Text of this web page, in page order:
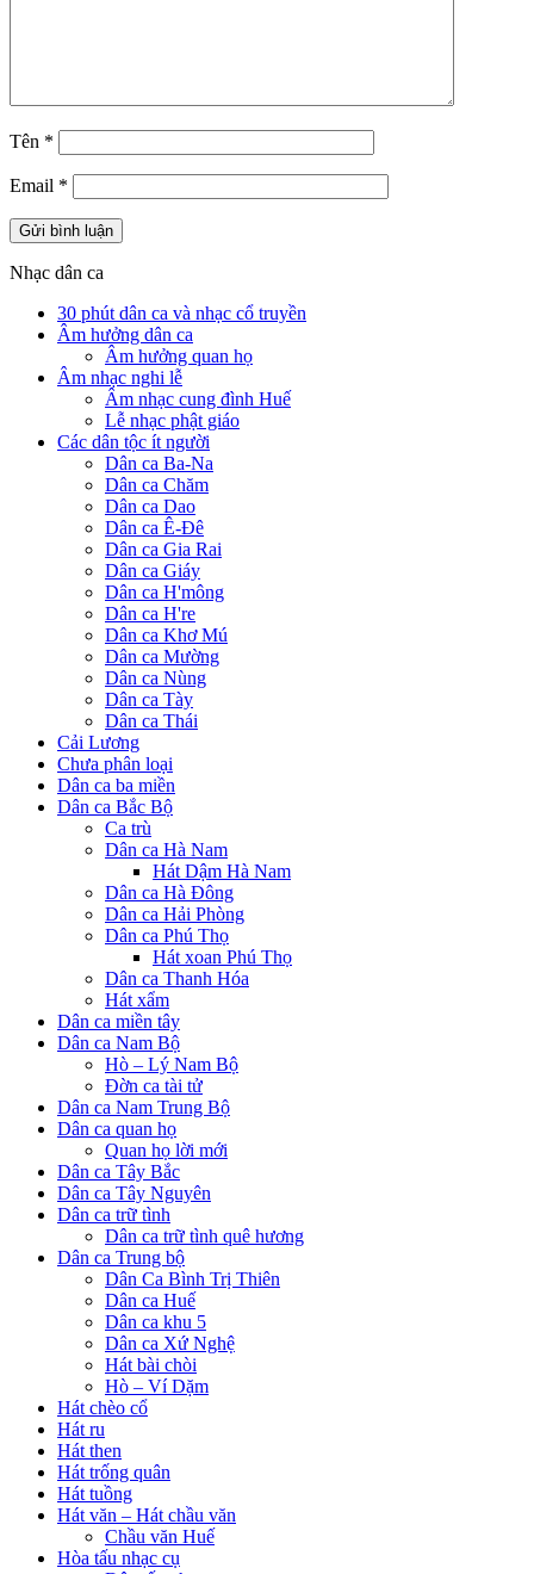
Tên *
Email *
Nhạc dân ca
30 phút dân ca và nhạc cổ truyền
Âm hưởng dân ca
Âm hưởng quan họ
Âm nhạc nghi lễ
Âm nhạc cung đình Huế
Lễ nhạc phật giáo
Các dân tộc ít người
Dân ca Ba-Na
Dân ca Chăm
Dân ca Dao
Dân ca Ê-Đê
Dân ca Gia Rai
Dân ca Giáy
Dân ca H'mông
Dân ca H're
Dân ca Khơ Mú
Dân ca Mường
Dân ca Nùng
Dân ca Tày
Dân ca Thái
Cải Lương
Chưa phân loại
Dân ca ba miền
Dân ca Bắc Bộ
Ca trù
Dân ca Hà Nam
Hát Dậm Hà Nam
Dân ca Hà Đông
Dân ca Hải Phòng
Dân ca Phú Thọ
Hát xoan Phú Thọ
Dân ca Thanh Hóa
Hát xẩm
Dân ca miền tây
Dân ca Nam Bộ
Hò – Lý Nam Bộ
Đờn ca tài tử
Dân ca Nam Trung Bộ
Dân ca quan họ
Quan họ lời mới
Dân ca Tây Bắc
Dân ca Tây Nguyên
Dân ca trữ tình
Dân ca trữ tình quê hương
Dân ca Trung bộ
Dân Ca Bình Trị Thiên
Dân ca Huế
Dân ca khu 5
Dân ca Xứ Nghệ
Hát bài chòi
Hò – Ví Dặm
Hát chèo cổ
Hát ru
Hát then
Hát trống quân
Hát tuồng
Hát văn – Hát chầu văn
Chầu văn Huế
Hòa tấu nhạc cụ